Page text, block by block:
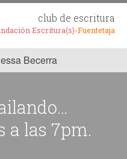
club de escritura
Escritura(s)-Fuentetaja
Becerra
a las 7pm.